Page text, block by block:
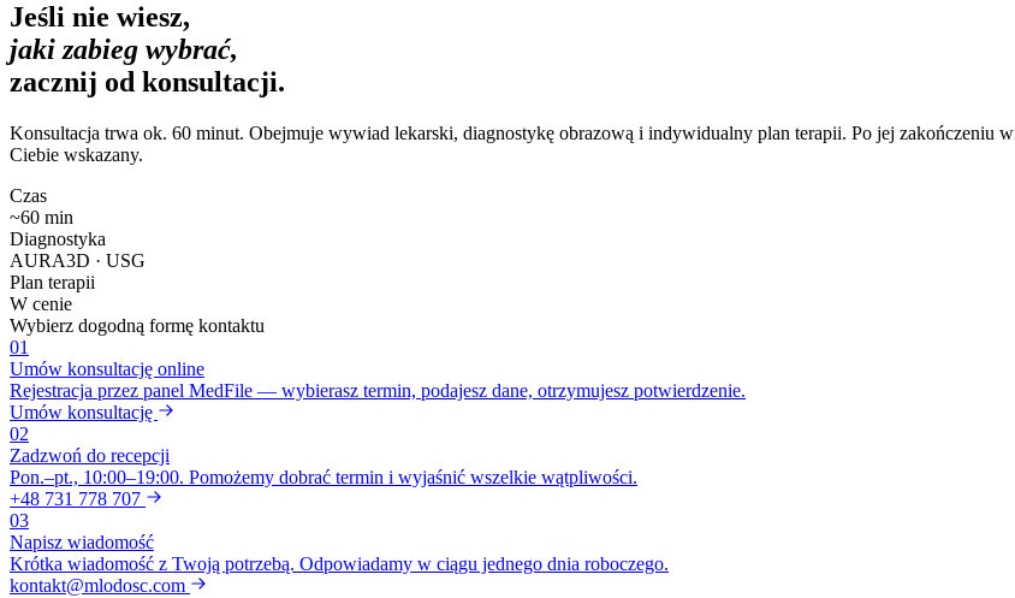
Jeśli nie wiesz,
jaki zabieg wybrać,
zacznij od konsultacji.
Konsultacja trwa ok. 60 minut. Obejmuje wywiad lekarski, diagnostykę obrazową i indywidualny plan terapii. Po jej zakończeniu
Ciebie wskazany.
Czas
~60 min
Diagnostyka
AURA3D · USG
Plan terapii
W cenie
Wybierz dogodną formę kontaktu
01
Umów konsultację online
Rejestracja przez panel MedFile — wybierasz termin, podajesz dane, otrzymujesz potwierdzenie.
Umów konsultację
02
Zadzwoń do recepcji
Pon.–pt., 10:00–19:00. Pomożemy dobrać termin i wyjaśnić wszelkie wątpliwości.
+48 731 778 707
03
Napisz wiadomość
Krótka wiadomość z Twoją potrzebą. Odpowiadamy w ciągu jednego dnia roboczego.
kontakt@mlodosc.com